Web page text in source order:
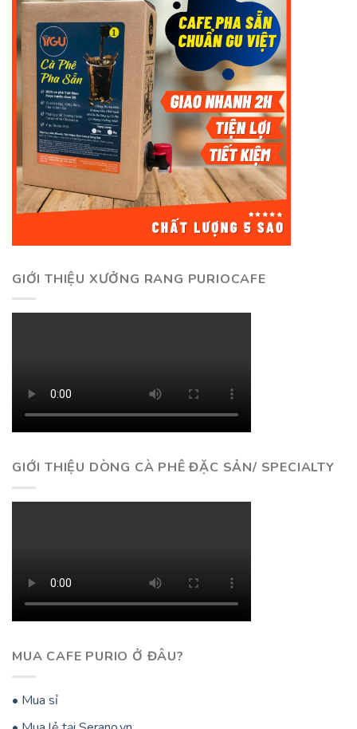
GIỚI THIỆU XƯỞNG RANG PURIOCAFE
GIỚI THIỆU DÒNG CÀ PHÊ ĐẶC SẢN/ SPECIALTY
MUA CAFE PURIO Ở ĐÂU?
• Mua sỉ